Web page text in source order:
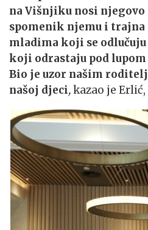
na Višnjiku nosi njegovo
spomenik njemu i
mladima koji se
koji odrastaju pod
Bio je uzor našim
našoj djeci,kazao je